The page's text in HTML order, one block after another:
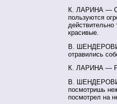
К. ЛАРИНА —
пользуются
красивые.
В.
отравились
К. ЛАРИНА —
В.
посмотришь
посмотрел на